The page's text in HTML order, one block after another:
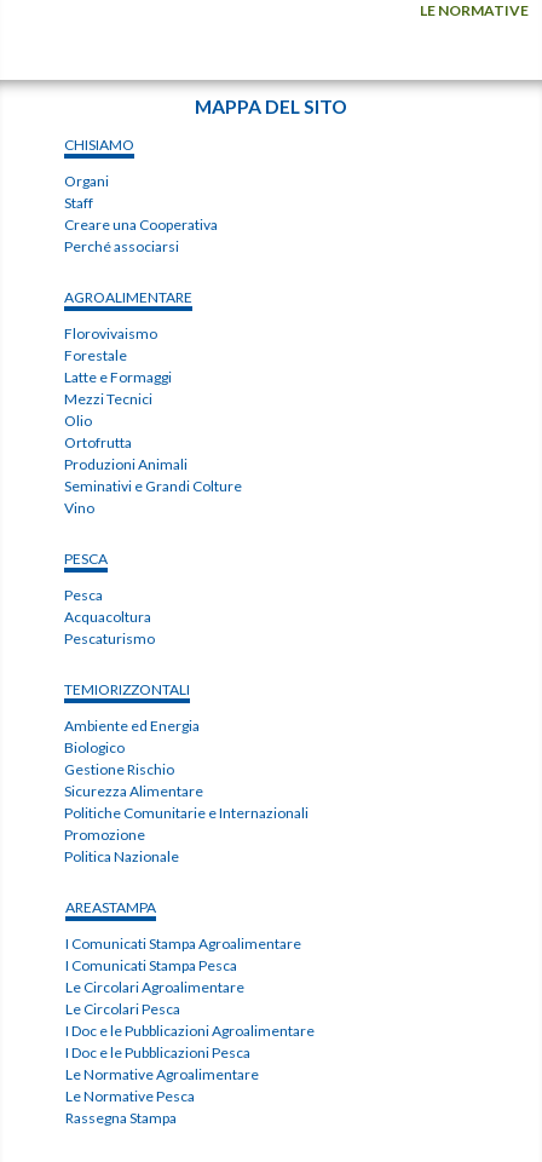
LE NORMATIVE
MAPPA DEL SITO
CHISIAMO
Organi
Staff
Creare una Cooperativa
Perché associarsi
AGROALIMENTARE
Florovivaismo
Forestale
Latte e Formaggi
Mezzi Tecnici
Olio
Ortofrutta
Produzioni Animali
Seminativi e Grandi Colture
Vino
PESCA
Pesca
Acquacoltura
Pescaturismo
TEMIORIZZONTALI
Ambiente ed Energia
Biologico
Gestione Rischio
Sicurezza Alimentare
Politiche Comunitarie e Internazionali
Promozione
Politica Nazionale
AREASTAMPA
I Comunicati Stampa Agroalimentare
I Comunicati Stampa Pesca
Le Circolari Agroalimentare
Le Circolari Pesca
I Doc e le Pubblicazioni Agroalimentare
I Doc e le Pubblicazioni Pesca
Le Normative Agroalimentare
Le Normative Pesca
Rassegna Stampa